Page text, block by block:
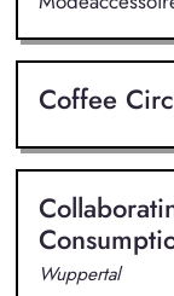
Coffee
Wuppertal